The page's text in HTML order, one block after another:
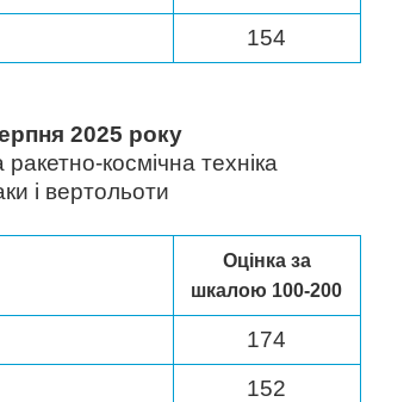
154
2025 року
космічна техніка
і вертольоти
Оцінка за
шкалою 100-200
174
152